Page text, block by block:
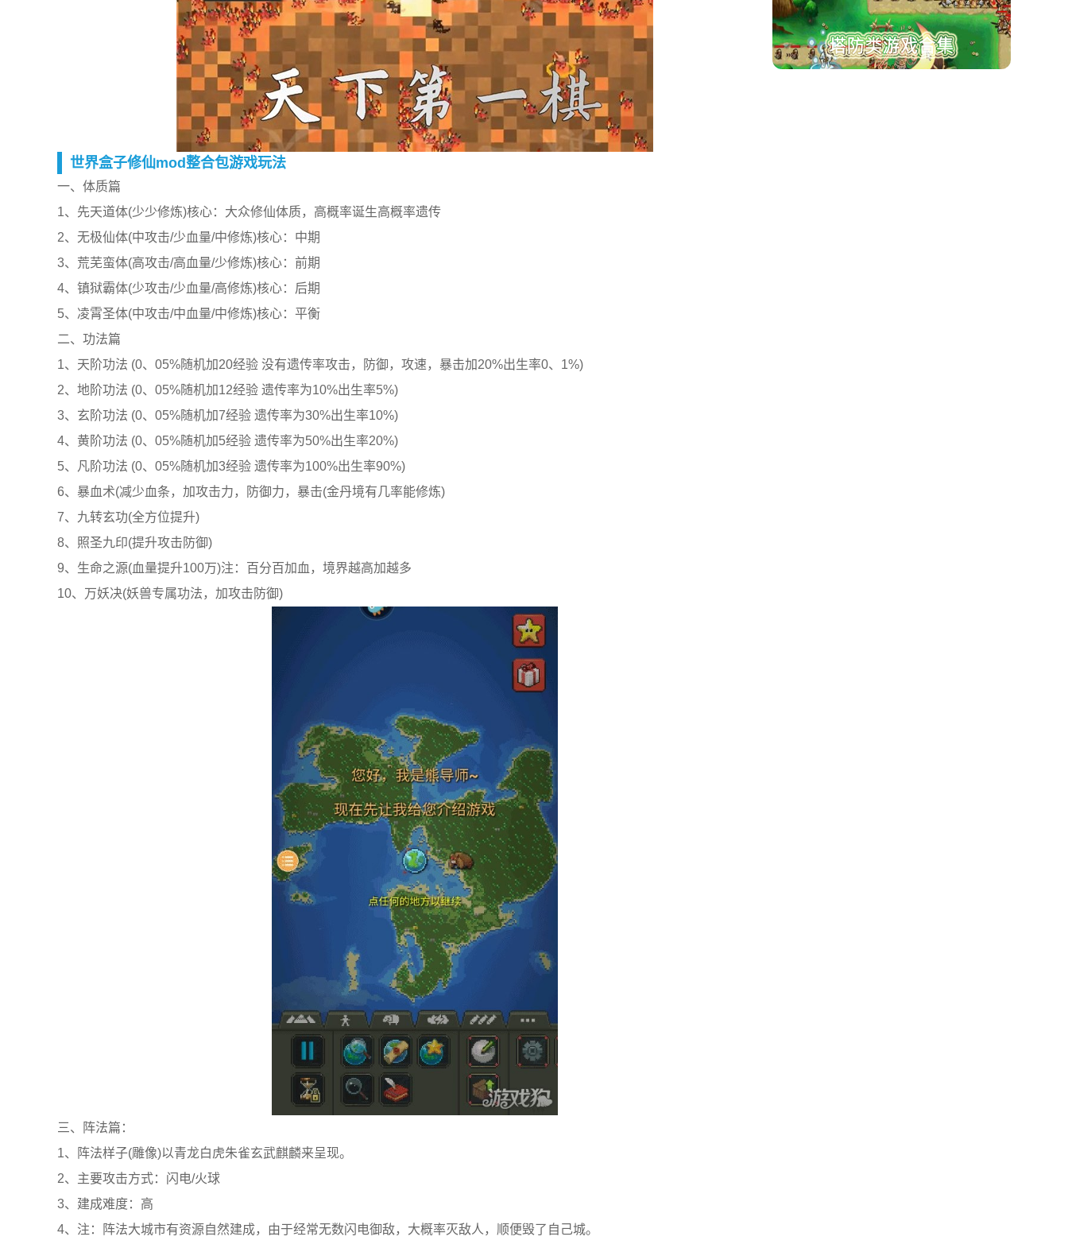
世界盒子修仙mod整合包游戏玩法
一、体质篇
1、先天道体(少少修炼)核心：大众修仙体质，高概率诞生高概率遗传
2、无极仙体(中攻击/少血量/中修炼)核心：中期
3、荒芜蛮体(高攻击/高血量/少修炼)核心：前期
4、镇狱霸体(少攻击/少血量/高修炼)核心：后期
5、凌霄圣体(中攻击/中血量/中修炼)核心：平衡
二、功法篇
1、天阶功法 (0、05%随机加20经验 没有遗传率攻击，防御，攻速，暴击加20%出生率0、1%)
2、地阶功法 (0、05%随机加12经验 遗传率为10%出生率5%)
3、玄阶功法 (0、05%随机加7经验 遗传率为30%出生率10%)
4、黄阶功法 (0、05%随机加5经验 遗传率为50%出生率20%)
5、凡阶功法 (0、05%随机加3经验 遗传率为100%出生率90%)
6、暴血术(减少血条，加攻击力，防御力，暴击(金丹境有几率能修炼)
7、九转玄功(全方位提升)
8、照圣九印(提升攻击防御)
9、生命之源(血量提升100万)注：百分百加血，境界越高加越多
10、万妖决(妖兽专属功法，加攻击防御)
三、阵法篇：
1、阵法样子(雕像)以青龙白虎朱雀玄武麒麟来呈现。
2、主要攻击方式：闪电/火球
3、建成难度：高
4、注：阵法大城市有资源自然建成，由于经常无数闪电御敌，大概率灭敌人，顺便毁了自己城。